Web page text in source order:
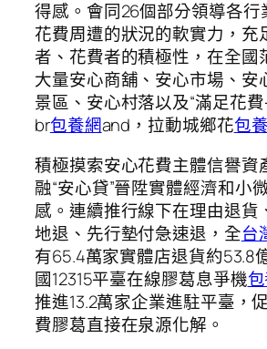
得感。會同26個部分領導各行
花費周遭的狀況的軟實力，充
者、花費者的積極性，在全國
大量安心商舖、安心市場、安
景區、安心村落以及“滿足花
br包養網and，拉動城鄉花包
積極摸索安心花費主體信譽資
融“安心貸”晉陞實體經濟和小
感。連續推行線下在理由退貨
地退、先行墊付急速退，全台
有65.4萬家實體店退貨約53.8
國12315平臺在線膠葛息爭機
推進13.2萬家企業進駐平臺，
費膠葛直接在泉源化解。